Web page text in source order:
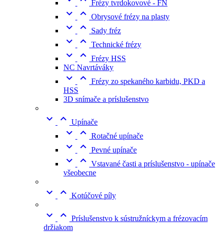
Frézy tvrdokovové - FN
  Obrysové frézy na plasty
  Sady fréz
  Technické frézy
  Frézy HSS
NC Navrtáváky
  Frézy zo spekaného karbidu, PKD a
HSS
3D snímače a príslušenstvo
  Upínače
  Rotačné upínače
  Pevné upínače
  Vstavané časti a príslušenstvo - upínače
všeobecne
  Kotúčové píly
  Príslušenstvo k sústružníckym a frézovacím
držiakom